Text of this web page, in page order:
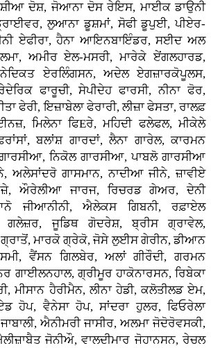
ਦੋਸ਼, ਜੋਆਨਾ ਦੋਸ ਰੇਇਸ, ਮਾਈਕ ਡਾਉਨੀ
ਲੁਆਨਾ ਡੂਸ਼ਮਾਂ, ਸੋਫੀ ਡੂਪੁਈ, ਪੀਏਰ-
ਏਫੀਰਾ, ਹੈਨਾ ਆਇਨਬਾਇੰਡਰ, ਸਈਦ ਅਲ
ਅਮੀਰ ਏਲ-ਮਸਰੀ, ਮਾਰੇਕੇ ਏਂਗਲਹਾਰਡ,
ਏਰਲਿੰਗਸਨ, ਅਦੇਲ ਏਗਜ਼ਾਰਕੋਪੂਲਸ,
ਫਾਰੂਚੀ, ਸੇਪੀਦੇਹ ਫਾਰਸੀ, ਨੀਨਾ ਫੋਰ,
ਫੇਰੀ, ਇਜ਼ਾਬੇਲਾ ਫੇਰਾਰੀ, ਲੀਜ਼ਾ ਫੇਸਤਾ, ਰਾਲਫ਼
ਮਿਲੇਨਾ ਫਿEਰੇ, ਮਹਿਦੀ ਫਲੇਫਲ, ਮੀਕੇਲੇ
ਬਲਾਂਸ਼ ਗਾਰਦਾਂ, ਲੈਨਾ ਗਾਰੇਲ, ਕਾਰਮਨ
ਨਿਕੋਲ ਗਾਰਸੀਆ, ਪਾਬਲੋ ਗਾਰਸੀਆ
ਅਲੇਸਾਂਦਰੋ ਗਾਸਮਾਨ, ਨਾਦੀਆ ਜੀਨੇ, ਜ਼ਾਵੀਏ
ਔਰੇਲੀਆ ਜਾਰਜ, ਰਿਚਰਡ ਗੇਅਰ, ਦੇਨੀ
ਜੀਆਨੀਨੀ, ਐਲੇਕਸ ਗਿਬਨੀ, ਰਫ਼ਾਏਲ
ਗਲੇਜ਼ਰ, ਜੂਡਿਥ ਗੋਦਰੇਸ਼, ਬ੍ਰੀਸ ਗ੍ਰਾਵੇਲ,
ਮਾਰਕੋ ਗ੍ਰੇਕੋ, ਜੋਸੇ ਲੁਈਸ ਗੇਰੀਨ, ਡੀਆਨ
ਵੈਂਸਨ ਗਿਲਬੇਰ, ਅਲਾਂ ਗੀਰੌਦੀ, ਗਰਮਨ
ਗਾਈਲਨਹਾਲ, ਗ੍ਰੀਮੂਰ ਹਾਕੋਨਾਰਸਨ, ਰਿਬੇਕਾ
ਮੀਸਾਨ ਹੈਰੀਮੈਨ, ਲੀਨਾ ਹੇਡੀ, ਕਲੋਤੀਲਡ ਏਮ,
ਹੋਪ, ਵੈਨੇਸਾ ਹੋਪ, ਸਾਂਦਰਾ ਹੁਲਰ, ਫਿਓਰੇਲਾ
ਐਨੀਮਰੀ ਜਾਸੀਰ, ਅਲਮਾ ਜੋਦੋਰੋਵਸਕੀ,
ਜੋਨੀਔ, ਵਾਲਦੀਮਾਰ ਜੋਹਾਨਸਨ, ਰੇਚਲ